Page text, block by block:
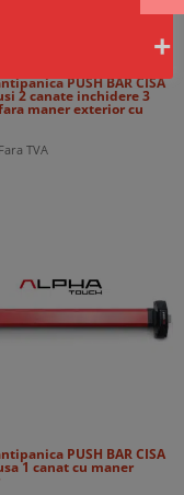
PUSH BAR CISA
2 canate inchidere 3
maner exterior cu
Fara TVA
PUSH BAR CISA
1 canat cu maner